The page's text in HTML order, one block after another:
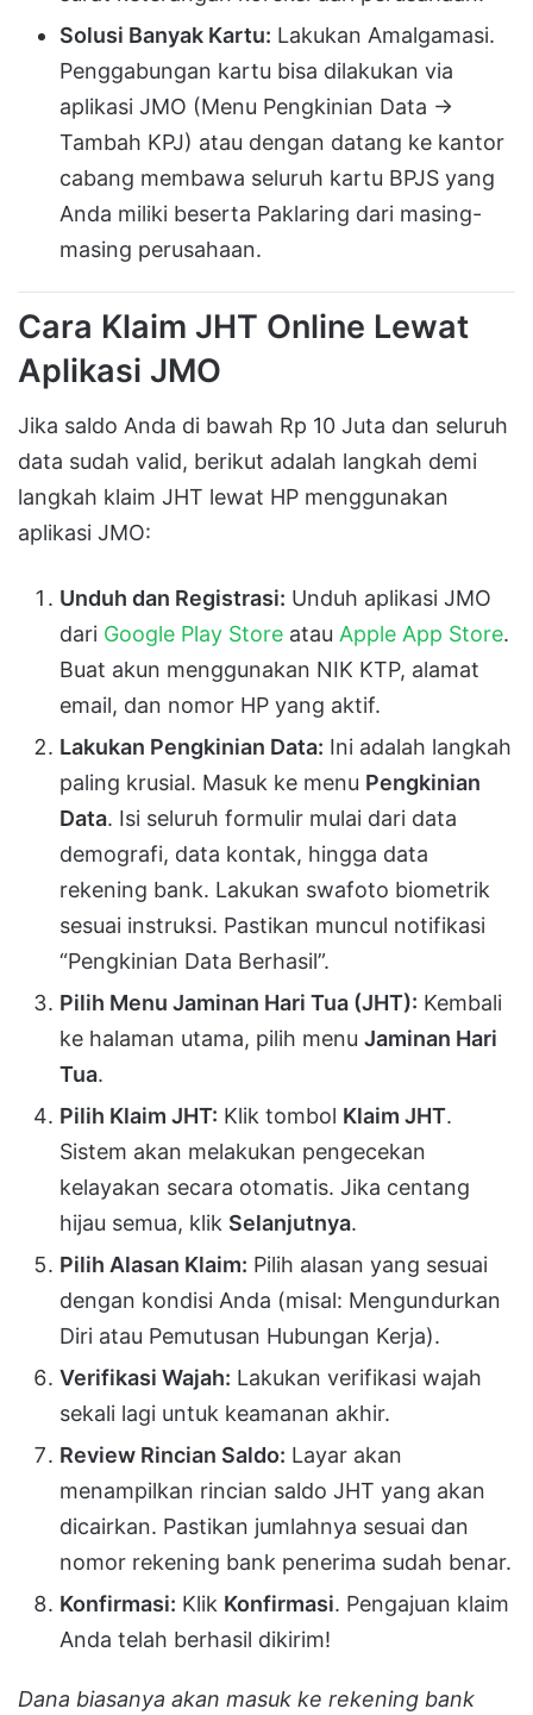
Solusi Banyak Kartu: Lakukan Amalgamasi.
Penggabungan kartu bisa dilakukan via
aplikasi JMO (Menu Pengkinian Data ->
Tambah KPJ) atau dengan datang ke kantor
cabang membawa seluruh kartu BPJS yang
Anda miliki beserta Paklaring dari masing-
masing perusahaan.
Cara Klaim JHT Online Lewat
Aplikasi JMO
Jika saldo Anda di bawah Rp 10 Juta dan seluruh
data sudah valid, berikut adalah langkah demi
langkah klaim JHT lewat HP menggunakan
aplikasi JMO:
Unduh dan Registrasi: Unduh aplikasi JMO
dari Google Play Store atau Apple App Store.
Buat akun menggunakan NIK KTP, alamat
email, dan nomor HP yang aktif.
Lakukan Pengkinian Data: Ini adalah langkah
paling krusial. Masuk ke menu Pengkinian
Data. Isi seluruh formulir mulai dari data
demografi, data kontak, hingga data
rekening bank. Lakukan swafoto biometrik
sesuai instruksi. Pastikan muncul notifikasi
“Pengkinian Data Berhasil”.
Pilih Menu Jaminan Hari Tua (JHT): Kembali
ke halaman utama, pilih menu Jaminan Hari
Tua.
Pilih Klaim JHT: Klik tombol Klaim JHT.
Sistem akan melakukan pengecekan
kelayakan secara otomatis. Jika centang
hijau semua, klik Selanjutnya.
Pilih Alasan Klaim: Pilih alasan yang sesuai
dengan kondisi Anda (misal: Mengundurkan
Diri atau Pemutusan Hubungan Kerja).
Verifikasi Wajah: Lakukan verifikasi wajah
sekali lagi untuk keamanan akhir.
Review Rincian Saldo: Layar akan
menampilkan rincian saldo JHT yang akan
dicairkan. Pastikan jumlahnya sesuai dan
nomor rekening bank penerima sudah benar.
Konfirmasi: Klik Konfirmasi. Pengajuan klaim
Anda telah berhasil dikirim!
Dana biasanya akan masuk ke rekening bank